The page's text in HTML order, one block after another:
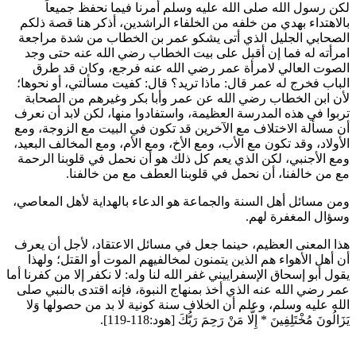
لكن رسول الله صلى الله عليه وسلم أمرنا فيما نحفظ جميعاً
بالاهتداء بهدي من خلفه من الخلفاء الراشدين، أذكر هنا قصة ذلكم
الصحابي الجليل الذي أتى يشكو عمر بن الخطاب من شدة مراجعة
امرأته له فما إن أقبل على بيت الخطاب رضي الله عنه حتى وجد
الصوت العالي لامرأة عمر رضي الله عنه فرجع، وكان قد طرق
الباب فخرج له عمر قال: ماذا تريد؟ قال: كفيت مسألتي، أو نحوها؛
لأن ابن الخطاب رضي الله عن عمر و أبا بكر وغيرهم من الصحابة
تربوا في هذه المدرسة العظيمة، واستفادوا منها، لكن لابد أن نعرف
أن مسألة الاختلاف مع الآخرين قد تكون في البيت مع الزوجة، ومع
الأولاد، وقد تكون مع الأب، ومع الأخ، ومع الأم، ومع المخالف البعيد،
ومع الأجنبي، لكن الذي يعم كل ذلك هو أن نحمل في قلوبنا الرحمة
مع من خالفنا، أن نحمل في قلوبنا العطف مع من خالفنا.
ومن مسائل أهل السنة والجماعة هو الدعاء بالهداية لأهل المعاصي،
وسؤال المغفرة لهم.
هذا المعنى العظيم، حينما جعل في مسائل الاعتقاد، لأجل أن يعرف
أن أهل الأهواء هم الذين يتمنون لمخالفيهم الموت أو القتل؛ ولهذا
يقول أبو إسحاق الإسفراييني غفر الله لنا وله: لا نكفر إلا من كفرنا أما
عمر رضي الله عنه الذي أخذ بمنهاج النبوة، فإنه اقتدى بالنبي صلى
الله عليه وسلم، وعلم أن الخلاف سنة كونية لا بد من حصولها وَلا
يَزَالُونَ مُخْتَلِفِينَ * إِلَّا مَنْ رَحِمَ رَبُّكَ [هود:118-119].